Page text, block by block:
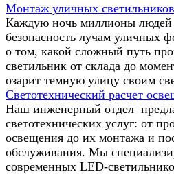
Монтаж уличных светильников
Каждую ночь миллионы людей
безопасность лучам уличных
о том, какой сложный путь
светильник от склада до
озарит темную улицу своим
Светотехнический расчет
Наш инженерный отдел
светотехнических услуг: от
освещения до их монтажа и
обслуживания. Мы
современных LED-